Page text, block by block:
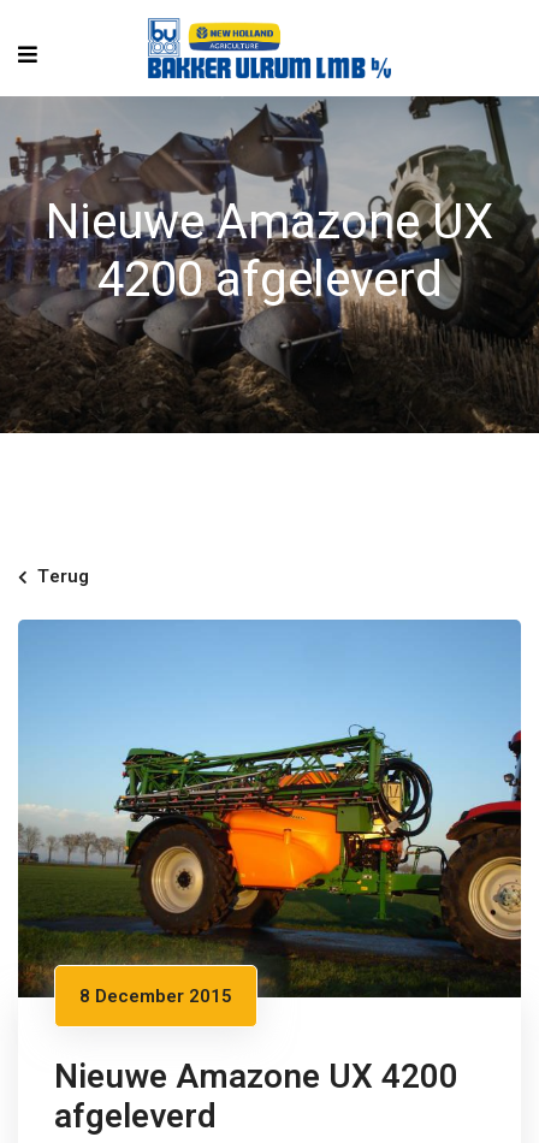
Nieuwe Amazone UX
4200 afgeleverd
Terug
8 December 2015
Nieuwe Amazone UX 4200
afgeleverd